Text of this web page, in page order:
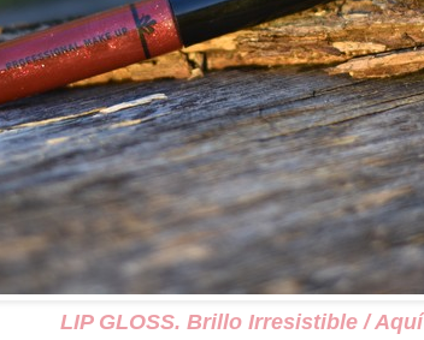
LIP GLOSS. Brillo Irresistible / Aquí